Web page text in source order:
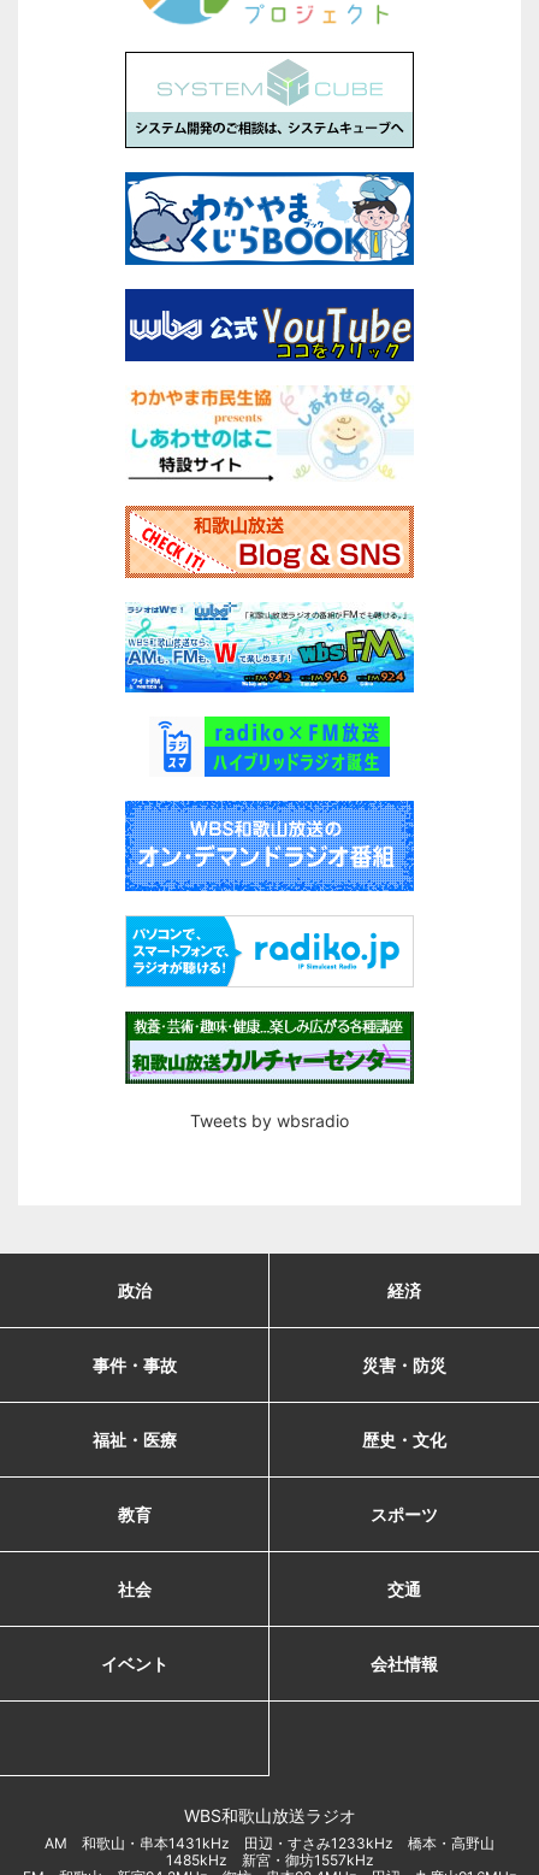
Tweets by wbsradio
政治 経済
事件・事故 災害・防災
福祉・医療 歴史・文化
教育 スポーツ
社会 交通
イベント 会社情報
WBS和歌山放送ラジオ
AM 和歌山・串本1431kHz 田辺・すさみ1233kHz 橋本・高野山
1485kHz 新宮・御坊1557kHz